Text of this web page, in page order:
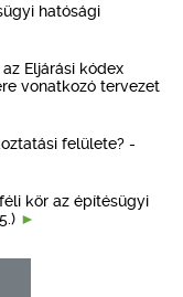
hatósági
Eljárási kódex
vonatkozó tervezet
felülete? -
kör az építésügyi